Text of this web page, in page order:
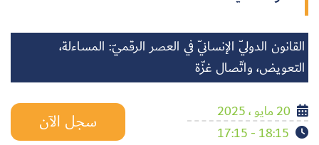
القانون الدوليّ الإنسانيّ في العصر الرقميّ: المساءلة،
التعويض، واتّصال غزّة
20 مايو ، 2025
18:15 - 17:15
سجل الآن